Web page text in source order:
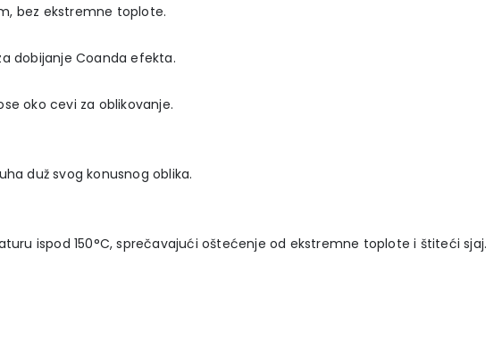
bez ekstremne toplote.
dobijanje Coanda efekta.
oko cevi za oblikovanje.
duž svog konusnog oblika.
ispod 150°C, sprečavajući oštećenje od ekstremne toplote i štiteći sjaj.